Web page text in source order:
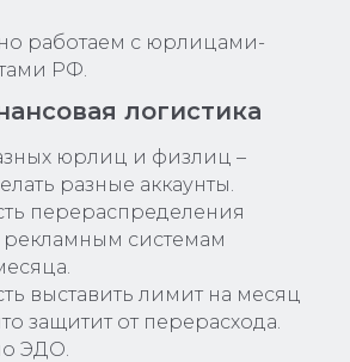
работаем с юрлицами-
РФ.
логистика
юрлиц и физлиц –
разные аккаунты.
перераспределения
рекламным системам
выставить лимит на месяц
защитит от перерасхода.
ЭДО.